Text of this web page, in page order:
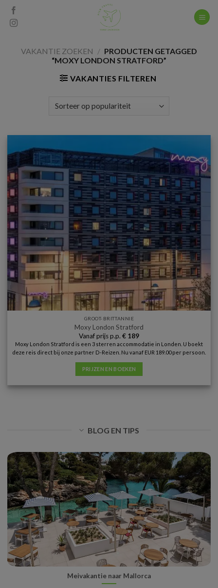
Skip
content
VAKANTIE ZOEKEN / PRODUCTEN GETAGGED
“MOXY LONDON STRATFORD”
VAKANTIES FILTEREN
GROOT-BRITTANNIE
Moxy London Stratford
Vanaf prijs p.p. € 189
Moxy London Stratford is een 3 sterren accommodatie in Londen. U boekt
deze reis direct bij onze partner D-Reizen. Nu vanaf EUR 189.00 per persoon.
PRIJZEN EN BOEKEN
BLOG EN TIPS
Meivakantie naar Mallorca